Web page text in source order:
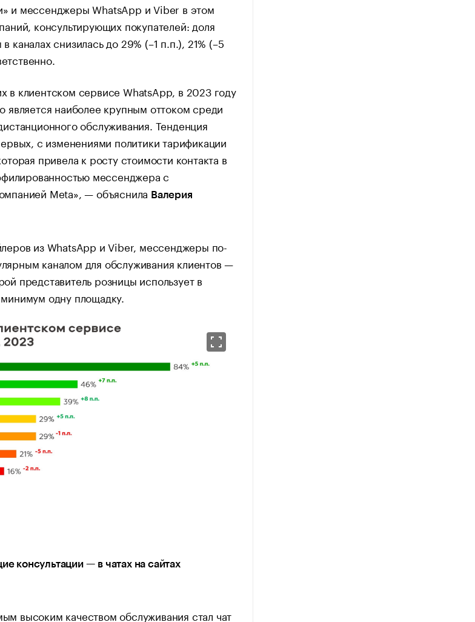
и мессенджеры WhatsApp и Viber в этом
консультирующих покупателей: доля
каналах снизилась до 29% (–1 п.п.), 21% (–5
в клиентском сервисе WhatsApp, в 2023 году
является наиболее крупным оттоком среди
обслуживания. Тенденция
с изменениями политики тарификации
привела к росту стоимости контакта в
мессенджера с
Meta», — объяснила Валерия
из WhatsApp и Viber, мессенджеры по-
каналом для обслуживания клиентов —
представитель розницы использует в
одну площадку.
консультации — в чатах на сайтах
высоким качеством обслуживания стал чат